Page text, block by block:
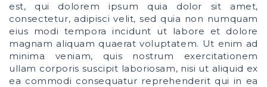
est, qui dolorem ipsum quia dolor sit amet,
consectetur, adipisci velit, sed quia non numquam
eius modi tempora incidunt ut labore et dolore
magnam aliquam quaerat voluptatem. Ut enim ad
minima veniam, quis nostrum exercitationem
ullam corporis suscipit laboriosam, nisi ut aliquid ex
ea commodi consequatur reprehenderit qui in ea